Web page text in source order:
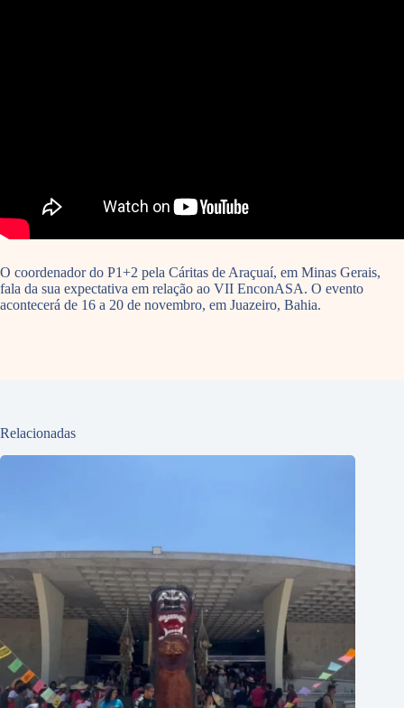
O coordenador do P1+2 pela Cáritas de Araçuaí, em Minas Gerais,
fala da sua expectativa em relação ao VII EnconASA. O evento
acontecerá de 16 a 20 de novembro, em Juazeiro, Bahia.
Relacionadas